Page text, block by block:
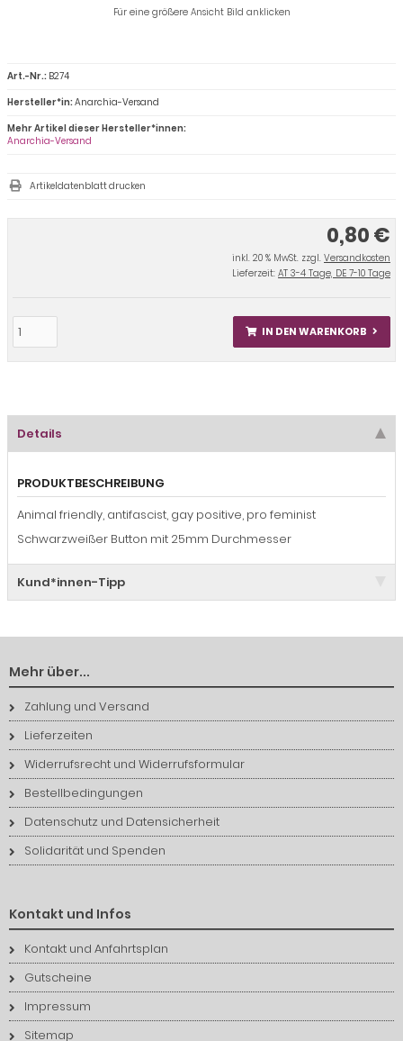
Für eine größere Ansicht Bild anklicken
0,80 €
inkl. 20 % MwSt. zzgl. Versandkosten
Lieferzeit: AT 3-4 Tage, DE 7-10 Tage
IN DEN WARENKORB
Art.-Nr.: B274
Hersteller*in:Anarchia-Versand
Mehr Artikel dieser Hersteller*innen:
Anarchia-Versand
Artikeldatenblatt drucken
Details
PRODUKTBESCHREIBUNG
Animal friendly, antifascist, gay positive, pro feminist
Schwarzweißer Button mit 25mm Durchmesser
Kund*innen-Tipp
Mehr über...
Zahlung und Versand
Lieferzeiten
Widerrufsrecht und Widerrufsformular
Bestellbedingungen
Datenschutz und Datensicherheit
Solidarität und Spenden
Kontakt und Infos
Kontakt und Anfahrtsplan
Gutscheine
Impressum
Sitemap